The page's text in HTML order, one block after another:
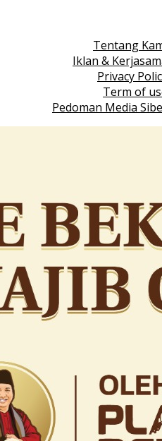
Tentang
Iklan &
Privacy
Term of
Pedoman Media